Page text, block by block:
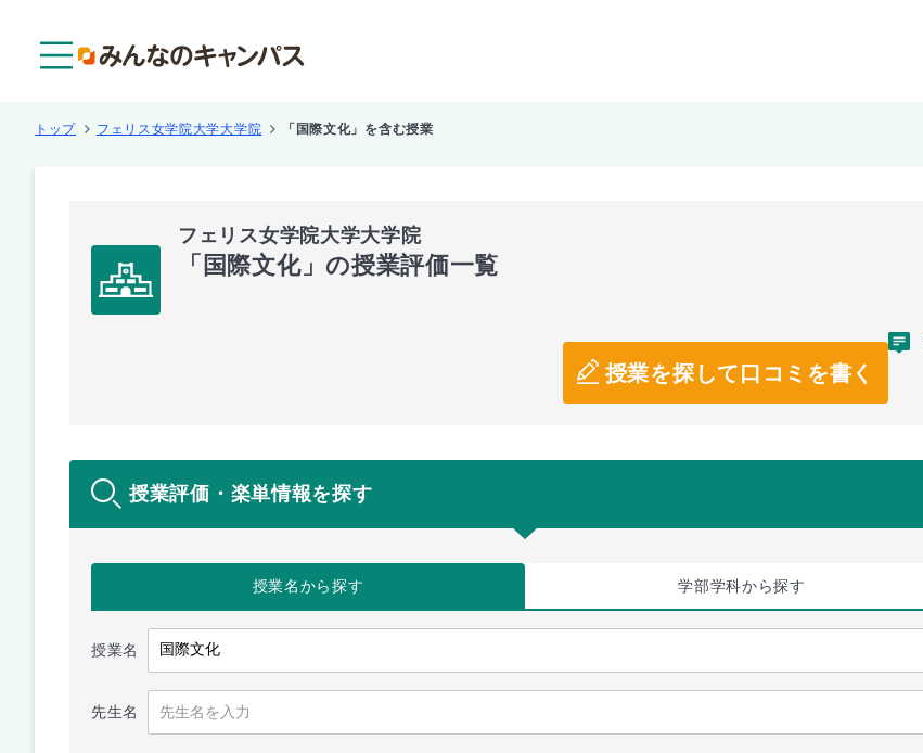
トップ フェリス女学院大学大学院 「国際文化」を含む授業
フェリス女学院大学大学院
「国際文化」の授業評価一覧
授業を探して口コミを書く
授業評価・楽単情報を探す
授業名から探す 学部学科から探す
授業名
先生名